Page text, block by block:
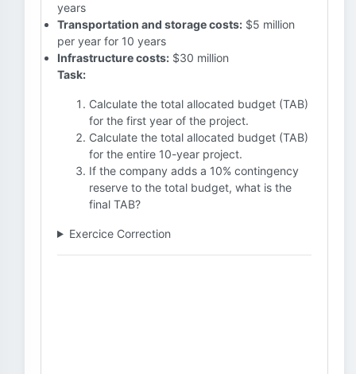
years
Transportation and storage costs: $5 million
per year for 10 years
Infrastructure costs: $30 million
Task:
Calculate the total allocated budget (TAB)
for the first year of the project.
Calculate the total allocated budget (TAB)
for the entire 10-year project.
If the company adds a 10% contingency
reserve to the total budget, what is the
final TAB?
Exercice Correction